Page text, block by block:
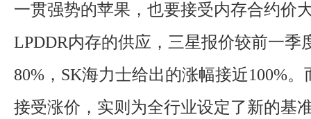
一贯强势的苹果，也要接受内存合约价
LPDDR内存的供应，三星报价较前一季
80%，SK海力士给出的涨幅接近100%
接受涨价，实则为全行业设定了新的基